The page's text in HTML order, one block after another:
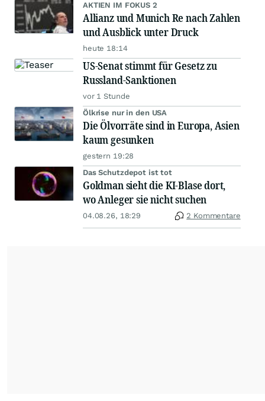
AKTIEN IM FOKUS 2
Allianz und Munich Re nach Zahlen
und Ausblick unter Druck
heute 18:14
US-Senat stimmt für Gesetz zu
Russland-Sanktionen
vor 1 Stunde
Ölkrise nur in den USA
Die Ölvorräte sind in Europa, Asien
kaum gesunken
gestern 19:28
Das Schutzdepot ist tot
Goldman sieht die KI-Blase dort,
wo Anleger sie nicht suchen
04.08.26, 18:29 2 Kommentare